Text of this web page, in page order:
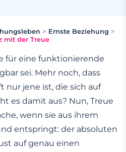
> Ernste Beziehung >
mit der Treue
für eine funktionierende
sei. Mehr noch, dass
nur jene ist, die sich auf
es damit aus? Nun, Treue
wenn sie aus ihrem
entspringt: der absoluten
auf genau einen